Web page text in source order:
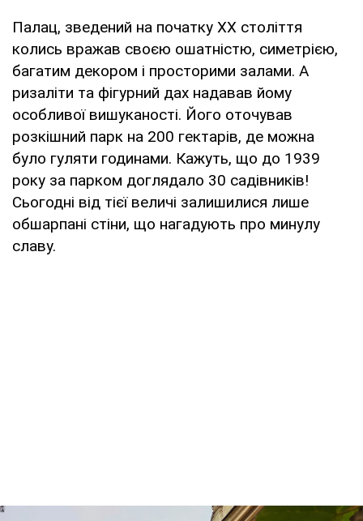
Палац, зведений на початку XX століття
колись вражав своєю ошатністю, симетрією,
багатим декором і просторими залами. А
ризаліти та фігурний дах надавав йому
особливої вишуканості. Його оточував
розкішний парк на 200 гектарів, де можна
було гуляти годинами. Кажуть, що до 1939
року за парком доглядало 30 садівників!
Сьогодні від тієї величі залишилися лише
обшарпані стіни, що нагадують про минулу
славу.